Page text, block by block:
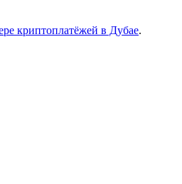
криптоплатёжей в Дубае.